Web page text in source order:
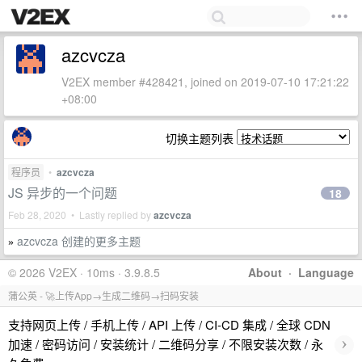
azcvcza
V2EX member #428421, joined on 2019-07-10 17:21:22
+08:00
切换主题列表
程序员 • azcvcza
JS 异步的一个问题
Feb 28, 2020 • Lastly replied byazcvcza
18
» azcvcza 创建的更多主题
About · Language
© 2026 V2EX · 10ms · 3.9.8.5
蒲公英 - 🚀上传App→生成二维码→扫码安装
支持网页上传 / 手机上传 / API 上传 / CI-CD 集成 / 全球 CDN
加速 / 密码访问 / 安装统计 / 二维码分享 / 不限安装次数 / 永
›